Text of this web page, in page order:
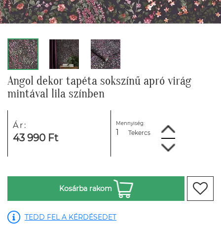
Angol dekor tapéta sokszínű apró virág
mintával lila színben
Ár:
43 990 Ft
Mennyiség:
Tekercs
Kosárba rakom
TEDD FEL A KÉRDÉSEDET